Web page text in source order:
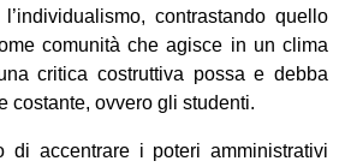
contrastando quello
comunità che agisce in un clima
critica costruttiva possa e debba
costante, ovvero gli studenti.
di accentrare i poteri amministrativi